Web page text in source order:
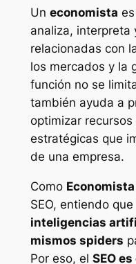
Un economista
analiza, interpreta
relacionadas con
los mercados y la
función no se
también ayuda a
optimizar
estratégicas que
de una empresa.
Como
SEO, entiendo que
inteligencias
mismos spiders
Por eso, el SEO